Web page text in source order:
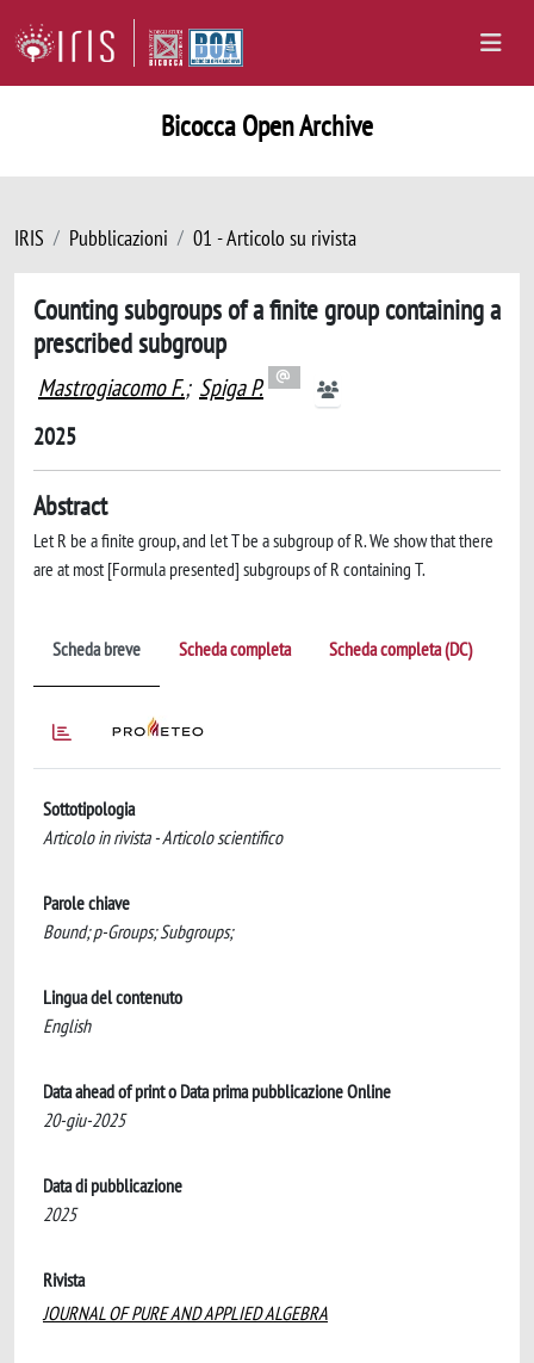
Bicocca Open Archive
IRIS Pubblicazioni 01 - Articolo su rivista
Counting subgroups of a finite group containing a
prescribed subgroup
Mastrogiacomo F.; Spiga P.
2025
Abstract
Let R be a finite group, and let T be a subgroup of R. We show that there
are at most [Formula presented] subgroups of R containing T.
Scheda breve Scheda completa Scheda completa (DC)
Sottotipologia
Articolo in rivista - Articolo scientifico
Parole chiave
Bound; p-Groups; Subgroups;
Lingua del contenuto
English
Data ahead of print o Data prima pubblicazione Online
20-giu-2025
Data di pubblicazione
2025
Rivista
JOURNAL OF PURE AND APPLIED ALGEBRA